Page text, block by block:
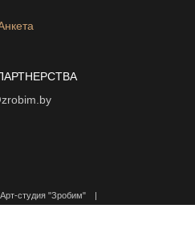
студия "Зробим" |